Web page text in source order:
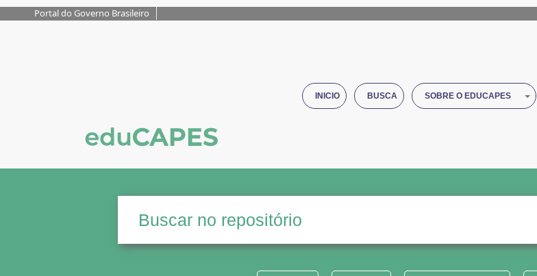
Portal do Governo Brasileiro
INICIO BUSCA SOBRE O EDUCAPES